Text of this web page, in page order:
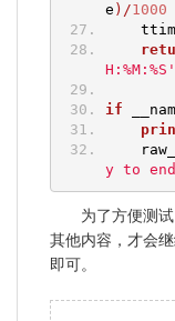
e )/1000
H:%M:%S'
if
y to
为了方便测
其他内容，才会
即可。